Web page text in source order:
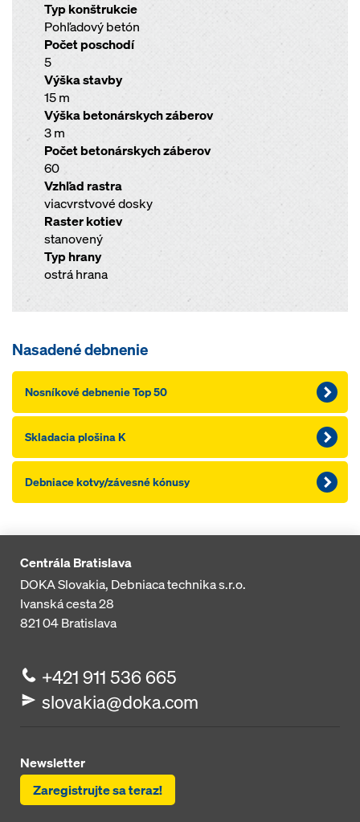
Typ konštrukcie
Pohľadový betón
Počet poschodí
5
Výška stavby
15 m
Výška betonárskych záberov
3 m
Počet betonárskych záberov
60
Vzhľad rastra
viacvrstvové dosky
Raster kotiev
stanovený
Typ hrany
ostrá hrana
Nasadené debnenie
Nosníkové debnenie Top 50
Skladacia plošina K
Debniace kotvy/závesné kónusy
Centrála Bratislava
DOKA Slovakia, Debniaca technika s.r.o.
Ivanská cesta 28
821 04Bratislava
+421 911 536 665
slovakia@doka.com
Newsletter
Zaregistrujte sa teraz!